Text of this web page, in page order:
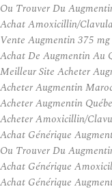
Ou Trouver Du
Achat Amoxicillin/
Vente Augmentin 375 mg
Achat De Augmentin Au
Meilleur Site Acheter
Acheter Augmentin
Acheter Augmentin
Acheter Amoxicillin/
Achat Générique
Ou Trouver Du
Achat Générique
Achat Générique